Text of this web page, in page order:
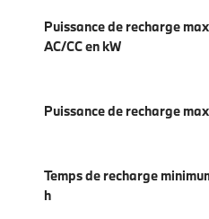
Puissance de recharge
AC/CC en kW
Puissance de recharge
Temps de recharge
h